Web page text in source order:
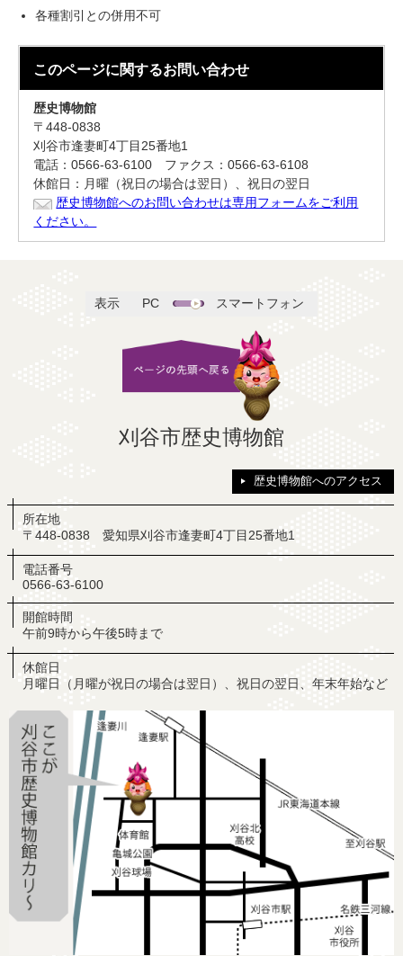
各種割引との併用不可
このページに関するお問い合わせ
歴史博物館
〒448-0838
刈谷市逢妻町4丁目25番地1
電話：0566-63-6100 ファクス：0566-63-6108
休館日：月曜（祝日の場合は翌日）、祝日の翌日
歴史博物館へのお問い合わせは専用フォームをご利用
ください。
表示 PC スマートフォン
刈谷市歴史博物館
歴史博物館へのアクセス
所在地
〒448-0838 愛知県刈谷市逢妻町4丁目25番地1
電話番号
0566-63-6100
開館時間
午前9時から午後5時まで
休館日
月曜日（月曜が祝日の場合は翌日）、祝日の翌日、年末年始など